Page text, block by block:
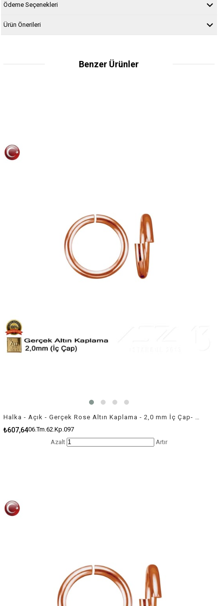
Ödeme Seçenekleri
Ürün Önerileri
Benzer Ürünler
Halka - Açık - Gerçek Rose Altın Kaplama - 2,0 mm İç Çap- 100 Adet
₺607,6406.Tm.62.Kp.097
Azalt
Artır